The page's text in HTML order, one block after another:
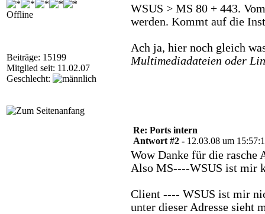
Offline
Beiträge: 15199
Mitglied seit: 11.02.07
Geschlecht:
WSUS > MS 80 + 443.
werden. Kommt auf die
Ach ja, hier noch gleich
Multimediadateien oder
Re: Ports intern
Antwort #2 - 12.03.08 um
Wow Danke für die rasche
Also MS----WSUS ist mir
Client ---- WSUS ist mir
unter dieser Adresse sieht